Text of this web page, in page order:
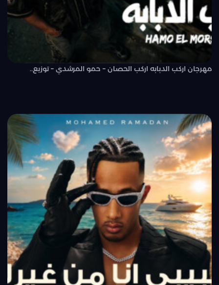
مهرجان اركب الدبابه اركب الحصان – حمو المرشدي – توزيع..